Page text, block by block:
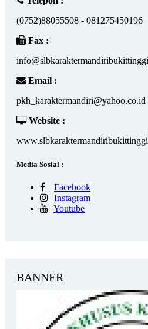
(0752)88055508 - 081275450196
Fax :
Email :
pkh_karaktermandiri@yahoo.co.id
Website :
Media Sosial :
Facebook
Instagram
Youtube
BANNER